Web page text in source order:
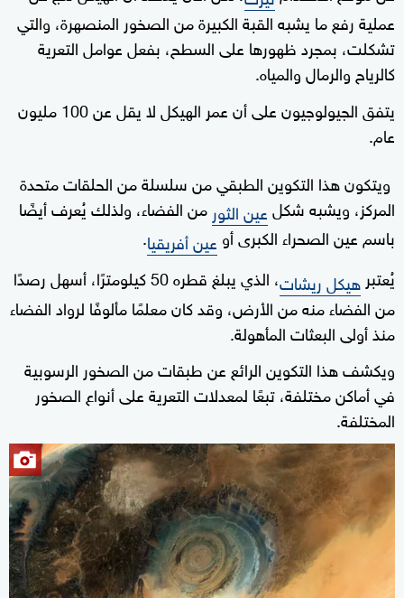
عملية رفع ما يشبه القبة الكبيرة من الصخور المنصهرة، والتي
تشكلت، بمجرد ظهورها على السطح، بفعل عوامل التعرية
كالرياح والرمال والمياه.
يتفق الجيولوجيون على أن عمر الهيكل لا يقل عن 100 مليون
عام.
ويتكون هذا التكوين الطبقي من سلسلة من الحلقات متحدة
المركز، ويشبه شكلعين الثور من الفضاء، ولذلك يُعرف أيضًا
باسم عين الصحراء الكبرى أو عين أفريقيا.
يُعتبر هيكل ريشات
، الذي يبلغ قطره 50 كيلومترًا، أسهل رصدًا
من الفضاء منه من الأرض، وقد كان معلمًا مألوفًا لرواد الفضاء
منذ أولى البعثات المأهولة.
ويكشف هذا التكوين الرائع عن طبقات من الصخور الرسوبية
في أماكن مختلفة، تبعًا لمعدلات التعرية على أنواع الصخور
المختلفة.